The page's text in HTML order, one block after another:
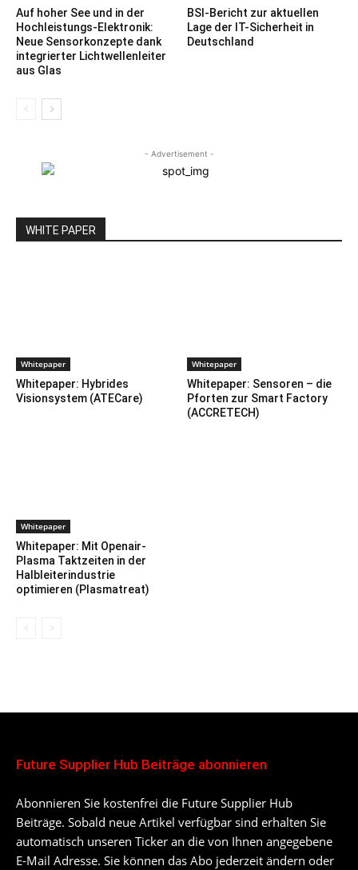
Auf hoher See und in der
Hochleistungs-Elektronik:
Neue Sensorkonzepte dank
integrierter Lichtwellenleiter
aus Glas
BSI-Bericht zur aktuellen
Lage der IT-Sicherheit in
Deutschland
- Advertisement -
WHITE PAPER
Whitepaper
Whitepaper: Hybrides
Visionsystem (ATECare)
Whitepaper
Whitepaper: Sensoren – die
Pforten zur Smart Factory
(ACCRETECH)
Whitepaper
Whitepaper: Mit Openair-
Plasma Taktzeiten in der
Halbleiterindustrie
optimieren (Plasmatreat)
Future Supplier Hub Beiträge abonnieren
Abonnieren Sie kostenfrei die Future Supplier Hub
Beiträge. Sobald neue Artikel verfügbar sind erhalten Sie
automatisch unseren Ticker an die von Ihnen angegebene
E-Mail Adresse. Sie können das Abo jederzeit ändern oder